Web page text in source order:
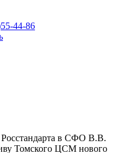
55-44-86
Росстандарта в СФО В.В.
Томского ЦСМ нового